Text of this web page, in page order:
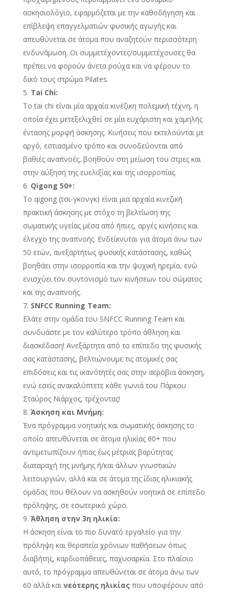
ασκησιολόγιο, εφαρμόζεται με την καθοδήγηση και
επίβλεψη επαγγελματιών φυσικής αγωγής και
απευθύνεται σε άτομα που αναζητούν περισσότερη
ενδυνάμωση. Οι συμμετέχοντες/συμμετέχουσες θα
πρέπει να φορούν άνετα ρούχα και να φέρουν το
δικό τους στρώμα Pilates.
Tai Chi:
Το tai chi είναι μία αρχαία κινέζικη πολεμική τέχνη, η
οποία έχει μετεξελιχθεί σε μία ευχάριστη και χαμηλής
έντασης μορφή άσκησης. Κινήσεις που εκτελούνται με
αργό, εστιασμένο τρόπο και συνοδεύονται από
βαθιές αναπνοές, βοηθούν στη μείωση του στρες και
στην αύξηση της ευελιξίας και της ισορροπίας.
Qigong 50+:
Το qigong (τσι-γκονγκ) είναι μια αρχαία κινεζική
πρακτική άσκησης με στόχο τη βελτίωση της
σωματικής υγείας μέσα από ήπιες, αργές κινήσεις και
έλεγχο της αναπνοής. Ενδείκνυται για άτομα άνω των
50 ετών, ανεξαρτήτως φυσικής κατάστασης, καθώς
βοηθάει στην ισορροπία και την ψυχική ηρεμία, ενώ
ενισχύει τον συντονισμό των κινήσεων του σώματος
και της αναπνοής.
SNFCC Running Team:
Ελάτε στην ομάδα του SNFCC Running Team και
συνδυάστε με τον καλύτερο τρόπο άθληση και
διασκέδαση! Ανεξάρτητα από το επίπεδο της φυσικής
σας κατάστασης, βελτιώνουμε τις ατομικές σας
επιδόσεις και τις ικανότητές σας στην αερόβια άσκηση,
ενώ εσείς ανακαλύπτετε κάθε γωνιά του Πάρκου
Σταύρος Νιάρχος, τρέχοντας!
Άσκηση και Μνήμη:
Ένα πρόγραμμα νοητικής και σωματικής άσκησης το
οποίο απευθύνεται σε άτομα ηλικίας 60+ που
αντιμετωπίζουν ήπιας έως μέτριας βαρύτητας
διαταραχή της μνήμης ή/και άλλων γνωστικών
λειτουργιών, αλλά και σε άτομα της ίδιας ηλικιακής
ομάδας που θέλουν να ασκηθούν νοητικά σε επίπεδο
πρόληψης, σε εσωτερικό χώρο.
Άθληση στην 3η ηλικία:
Η άσκηση είναι το πιο δυνατό εργαλείο για την
πρόληψη και θεραπεία χρόνιων παθήσεων όπως
διαβήτης, καρδιοπάθειες, παχυσαρκία. Στο πλαίσιο
αυτό, το πρόγραμμα απευθύνεται σε άτομα άνω των
60 αλλά καινεότερης ηλικίαςπου υποφέρουν από